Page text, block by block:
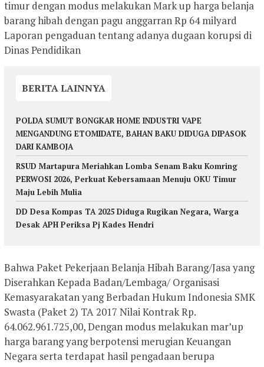
timur dengan modus melakukan Mark up harga belanja
barang hibah dengan pagu anggarran Rp 64 milyard
Laporan pengaduan tentang adanya dugaan korupsi di
Dinas Pendidikan
BERITA LAINNYA
POLDA SUMUT BONGKAR HOME INDUSTRI VAPE
MENGANDUNG ETOMIDATE, BAHAN BAKU DIDUGA DIPASOK
DARI KAMBOJA
RSUD Martapura Meriahkan Lomba Senam Baku Komring
PERWOSI 2026, Perkuat Kebersamaan Menuju OKU Timur
Maju Lebih Mulia
DD Desa Kompas TA 2025 Diduga Rugikan Negara, Warga
Desak APH Periksa Pj Kades Hendri
Bahwa Paket Pekerjaan Belanja Hibah Barang/Jasa yang
Diserahkan Kepada Badan/Lembaga/ Organisasi
Kemasyarakatan yang Berbadan Hukum Indonesia SMK
Swasta (Paket 2) TA 2017 Nilai Kontrak Rp.
64.062.961.725,00, Dengan modus melakukan mar’up
harga barang yang berpotensi merugian Keuangan
Negara serta terdapat hasil pengadaan berupa